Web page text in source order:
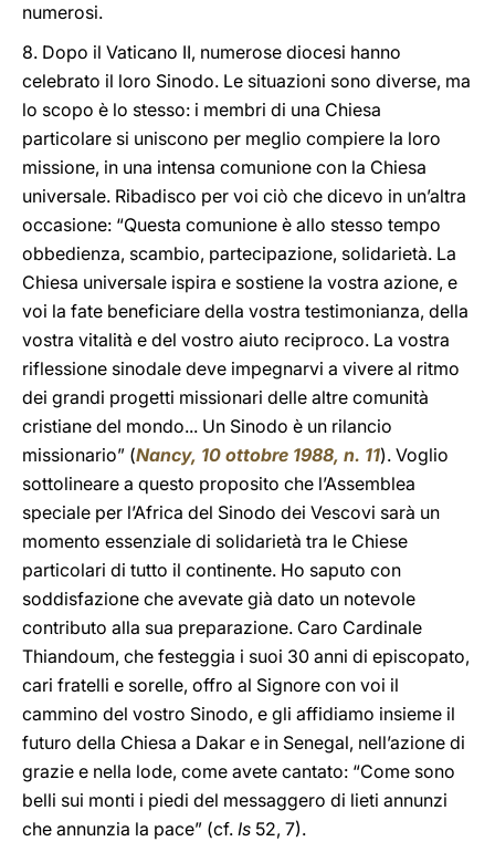
numerosi.
8. Dopo il Vaticano II, numerose diocesi hanno
celebrato il loro Sinodo. Le situazioni sono diverse, ma
lo scopo è lo stesso: i membri di una Chiesa
particolare si uniscono per meglio compiere la loro
missione, in una intensa comunione con la Chiesa
universale. Ribadisco per voi ciò che dicevo in un’altra
occasione: “Questa comunione è allo stesso tempo
obbedienza, scambio, partecipazione, solidarietà. La
Chiesa universale ispira e sostiene la vostra azione, e
voi la fate beneficiare della vostra testimonianza, della
vostra vitalità e del vostro aiuto reciproco. La vostra
riflessione sinodale deve impegnarvi a vivere al ritmo
dei grandi progetti missionari delle altre comunità
cristiane del mondo... Un Sinodo è un rilancio
missionario” (Nancy, 10 ottobre 1988, n. 11). Voglio
sottolineare a questo proposito che l’Assemblea
speciale per l’Africa del Sinodo dei Vescovi sarà un
momento essenziale di solidarietà tra le Chiese
particolari di tutto il continente. Ho saputo con
soddisfazione che avevate già dato un notevole
contributo alla sua preparazione. Caro Cardinale
Thiandoum, che festeggia i suoi 30 anni di episcopato,
cari fratelli e sorelle, offro al Signore con voi il
cammino del vostro Sinodo, e gli affidiamo insieme il
futuro della Chiesa a Dakar e in Senegal, nell’azione di
grazie e nella lode, come avete cantato: “Come sono
belli sui monti i piedi del messaggero di lieti annunzi
che annunzia la pace” (cf. Is 52, 7).